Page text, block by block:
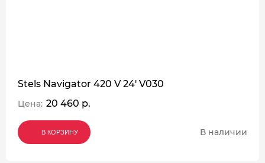
Stels Navigator 420 V 24' V030
Цена: 20 460 р.
В КОРЗИНУ
В КОРЗИНУ
В КОРЗИНУ В наличии